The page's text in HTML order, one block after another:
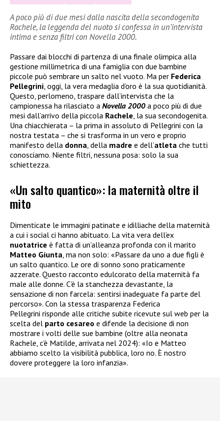
A poco più di due mesi dalla nascita della secondogenita
Rachele, la leggenda del nuoto si confessa in un’intervista
intima e senza filtri con Novella 2000.
Passare dai blocchi di partenza di una finale olimpica alla
gestione millimetrica di una famiglia con due bambine
piccole può sembrare un salto nel vuoto. Ma per Federica
Pellegrini, oggi, la vera medaglia d’oro è la sua quotidianità.
Questo, perlomeno, traspare dall’intervista che la
campionessa ha rilasciato a Novella 2000 a poco più di due
mesi dall’arrivo della piccola Rachele, la sua secondogenita.
Una chiacchierata – la prima in assoluto di Pellegrini con la
nostra testata – che si trasforma in un vero e proprio
manifesto della donna, della madre e dell’atleta che tutti
conosciamo. Niente filtri, nessuna posa: solo la sua
schiettezza.
«Un salto quantico»: la maternità oltre il
mito
Dimenticate le immagini patinate e idilliache della maternità
a cui i social ci hanno abituato. La vita vera dell’ex
nuotatrice è fatta di un’alleanza profonda con il marito
Matteo Giunta , ma non solo: «Passare da uno a due figli è
un salto quantico. Le ore di sonno sono praticamente
azzerate. Questo racconto edulcorato della maternità fa
male alle donne. C’è la stanchezza devastante, la
sensazione di non farcela: sentirsi inadeguate fa parte del
percorso». Con la stessa trasparenza Federica
Pellegrini risponde alle critiche subite ricevute sul web per la
scelta del parto cesareo e difende la decisione di non
mostrare i volti delle sue bambine (oltre alla neonata
Rachele, c’è Matilde, arrivata nel 2024): «Io e Matteo
abbiamo scelto la visibilità pubblica, loro no. È nostro
dovere proteggere la loro infanzia».